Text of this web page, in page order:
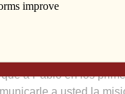
los lentes para la
abarcando desde la
a Pablo en los
a usted la